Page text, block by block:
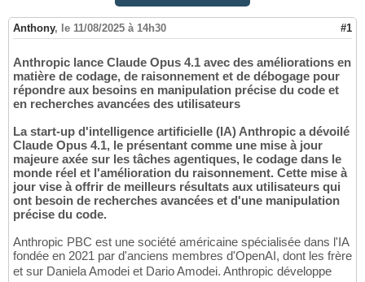
Anthony, le 11/08/2025 à 14h30 #1
Anthropic lance Claude Opus 4.1 avec des améliorations en
matière de codage, de raisonnement et de débogage pour
répondre aux besoins en manipulation précise du code et
en recherches avancées des utilisateurs
La start-up d'intelligence artificielle (IA) Anthropic a dévoilé
Claude Opus 4.1, le présentant comme une mise à jour
majeure axée sur les tâches agentiques, le codage dans le
monde réel et l'amélioration du raisonnement. Cette mise à
jour vise à offrir de meilleurs résultats aux utilisateurs qui
ont besoin de recherches avancées et d'une manipulation
précise du code.
Anthropic PBC est une société américaine spécialisée dans l'IA
fondée en 2021 par d'anciens membres d'OpenAI, dont les frère
et sur Daniela Amodei et Dario Amodei. Anthropic développe